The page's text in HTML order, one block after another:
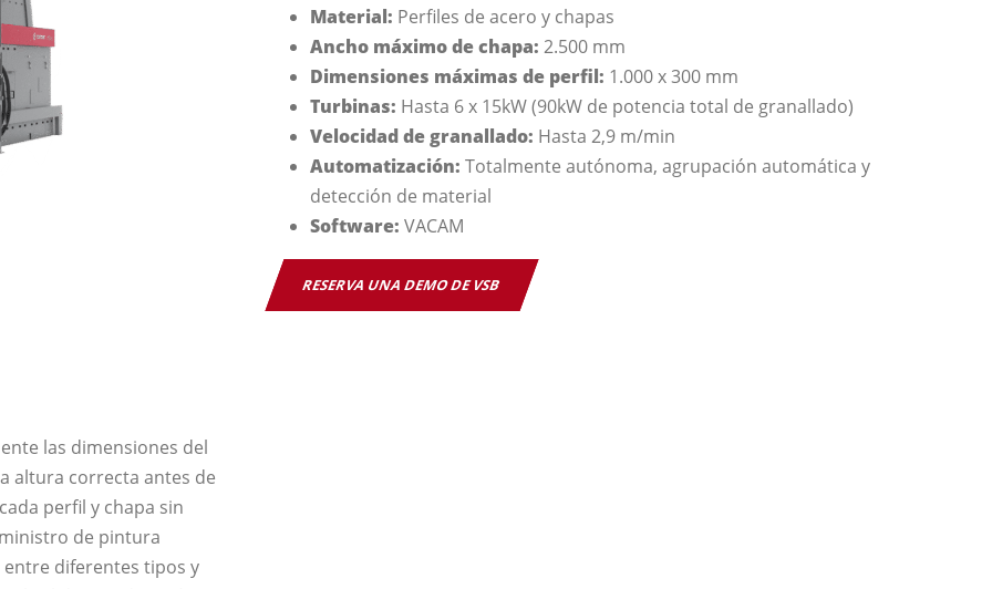
Material: Perfiles de acero y chapas
Ancho máximo de chapa: 2.500 mm
Dimensiones máximas de perfil: 1.000 x 300 mm
Turbinas: Hasta 6 x 15kW (90kW de potencia total de granallado)
Velocidad de granallado: Hasta 2,9 m/min
Automatización: Totalmente autónoma, agrupación automática y
detección de material
Software: VACAM
RESERVA UNA DEMO DE VSB
las dimensiones del
altura correcta antes de
perfil y chapa sin
de pintura
diferentes tipos y